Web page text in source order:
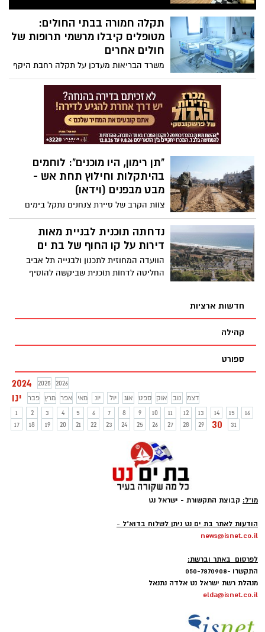
תקלה חמורה בבתי החולים:
מטופלים קיבלו מרשמי תרופות של
חולים אחרים
משרד הבריאות מעדכן על תקלה רחבת היקף
במערכת המחשבים שמשרתת את בתי
החולים הממשלתיים ואת בתי החולים של
כללית. על פי ההערכות עשרות קיבלו מרשמי
תרופות שגויים - אך ייתכן שההיקף רחב
הרבה יותר: "לא ברור אם מדובר בפריצת
סייבר, אך זה נמצא בבדיקה"
"תן רימון, היו מוכנים": לוחמים
בהיתקלות וחילוץ תחת אש -
מבט מבפנים (וידאו)
צוות הקרב של סיירת צנחנים נתקל בימים
האחרונים במחבלים וחילץ תחת אש לוחמים
ופצעים שנלכדו. תיעוד מהקרב בו נפל אוריאל
סילברמן ז"ל
נדחתה תוכנית לבניית מאות
דירות על קו החוף של בת ים
הוועדה המחוזית לתכנון ולבנייה תל אביב
החליטה לדחות תוכנית שביקשה להוסיף
חדשות ארציות
קהילה
ספורט
2024 2025 2026
ינו פבר מרץ אפר מאי יונ יול אוג ספט אוק נוב
דצמ
1
2 3 4 5 6 7 8 9 10 11 12 13 14 15
16
17
18 19 20 21 22 23 24 25 26 27 28 29 30 31
מו"ל: קבוצת התקשורת - ישראל נט
הודעות לאתר בת ים נט ניתן לשלוח בדוא"ל -
news@isnet.co.il
לפרסום באתר וברשת:
התקשרו -050-7870908
מנהלת רשת ישראל נט אלדה נתנאל
elda@isnet.co.il